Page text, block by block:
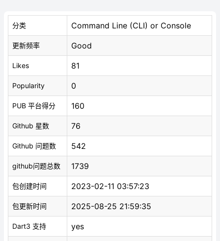
分类 Command Line (CLI) or Console
更新频率 Good
Likes 81
Popularity 0
PUB 平台得分 160
Github 星数 76
Github 问题数 542
github问题总数 1739
包创建时间 2023-02-11 03:57:23
包更新时间 2025-08-25 21:59:35
Dart3 支持 yes